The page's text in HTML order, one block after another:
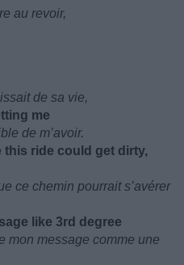
au revoir,
de sa vie,
me
de m’avoir.
ride could get dirty,
ce chemin pourrait s’avérer
like 3rd degree
mon message comme une